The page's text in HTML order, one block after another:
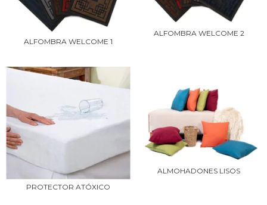
ALFOMBRA WELCOME 1
ALFOMBRA WELCOME 2
PROTECTOR ATÓXICO
ALMOHADONES LISOS